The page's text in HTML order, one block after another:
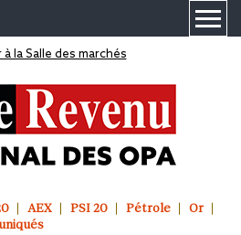
la Salle des marchés
AEX PSI 20 Pétrole
Or